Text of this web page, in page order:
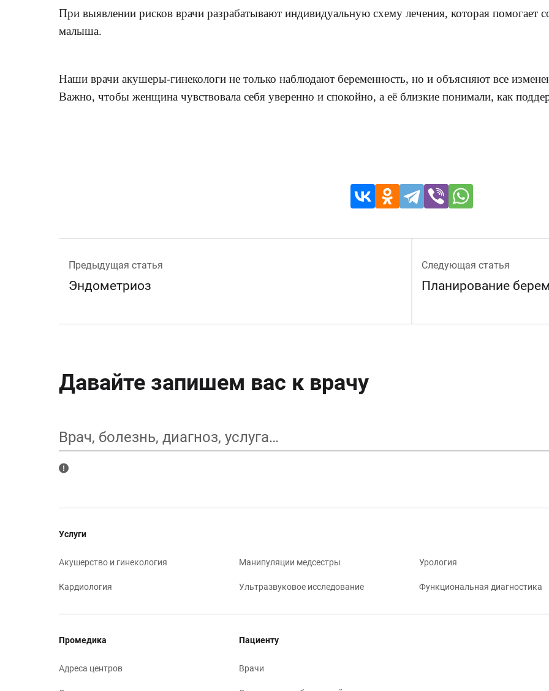
При выявлении рисков врачи разрабатывают индивидуальную схему лечения, которая помогает
малыша.
Наши врачи акушеры-гинекологи не только наблюдают беременность, но и объясняют все
Важно, чтобы женщина чувствовала себя уверенно и спокойно, а её близкие понимали, как
Предыдущая статья
Эндометриоз
Следующая статья
Планирование
Давайте запишем вас к врачу
Врач, болезнь, диагноз, услуга…
Услуги
Акушерство и гинекология
Кардиология
Манипуляции медсестры
Ультразвуковое исследование
Урология
Функциональная диагностика
Промедика
Адреса центров
Пациенту
Врачи